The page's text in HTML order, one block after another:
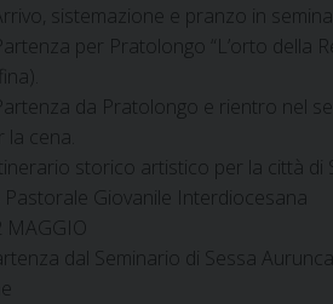
sistemazione e pranzo in
per Pratolongo “L’orto della
da Pratolongo e rientro nel
la cena.
storico artistico per la città di
Pastorale Giovanile Interdiocesana
MAGGIO
dal Seminario di Sessa